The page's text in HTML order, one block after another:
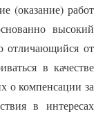
(оказание) работ
высокий
отличающийся от
в качестве
о компенсации за
в интересах